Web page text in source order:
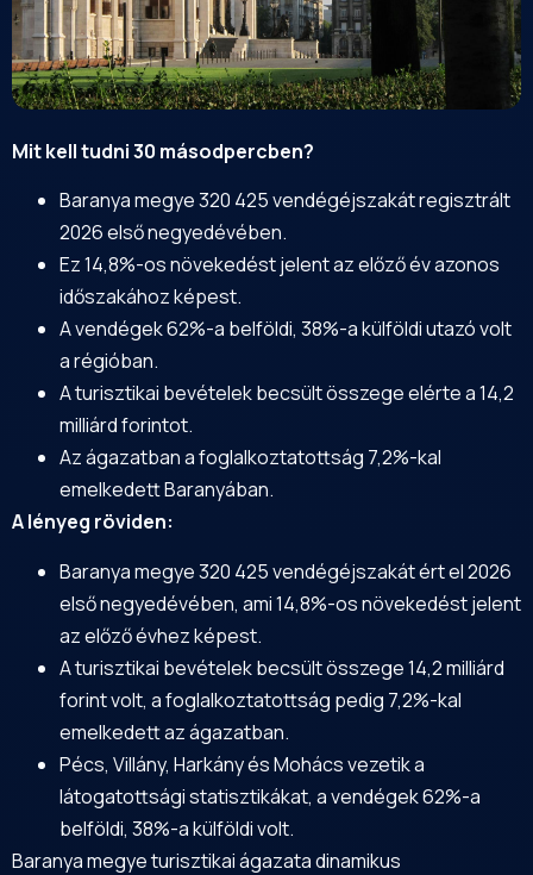
Mit kell tudni 30 másodpercben?
Baranya megye 320 425 vendégéjszakát regisztrált
2026 első negyedévében.
Ez 14,8%-os növekedést jelent az előző év azonos
időszakához képest.
A vendégek 62%-a belföldi, 38%-a külföldi utazó volt
a régióban.
A turisztikai bevételek becsült összege elérte a 14,2
milliárd forintot.
Az ágazatban a foglalkoztatottság 7,2%-kal
emelkedett Baranyában.
A lényeg röviden:
Baranya megye 320 425 vendégéjszakát ért el 2026
első negyedévében, ami 14,8%-os növekedést jelent
az előző évhez képest.
A turisztikai bevételek becsült összege 14,2 milliárd
forint volt, a foglalkoztatottság pedig 7,2%-kal
emelkedett az ágazatban.
Pécs, Villány, Harkány és Mohács vezetik a
látogatottsági statisztikákat, a vendégek 62%-a
belföldi, 38%-a külföldi volt.
Baranya megye turisztikai ágazata dinamikus